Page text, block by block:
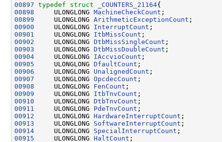
00897 typedef struct _COUNTERS_21164
00898
     ULONGLONG
MachineCheckCount
00899
     ULONGLONG
ArithmeticExceptionCount
00900
     ULONGLONG
InterruptCount
00901
     ULONGLONG
ItbMissCount
00902
     ULONGLONG
DtbMissSingleCount
00903
     ULONGLONG
DtbMissDoubleCount
00904
     ULONGLONG
IAccvioCount
00905
     ULONGLONG
DfaultCount
00906
     ULONGLONG
UnalignedCount
00907
     ULONGLONG
OpcdecCount
00908
     ULONGLONG
FenCount
00909
     ULONGLONG
ItbTnvCount
00910
     ULONGLONG
DtbTnvCount
00911
     ULONGLONG
PdeTnvCount
00912
     ULONGLONG
HardwareInterruptCount
00913
     ULONGLONG
SoftwareInterruptCount
00914
     ULONGLONG
SpecialInterruptCount
00915
     ULONGLONG
HaltCount